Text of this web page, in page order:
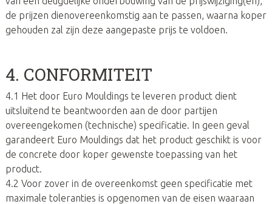
de prijzen dienovereenkomstig aan te passen, waarna koper
gehouden zal zijn deze aangepaste prijs te voldoen.
4. CONFORMITEIT
4.1 Het door Euro Mouldings te leveren product dient
uitsluitend te beantwoorden aan de door partijen
overeengekomen (technische) specificatie. In geen geval
garandeert Euro Mouldings dat het product geschikt is voor
de concrete door koper gewenste toepassing van het
product.
4.2 Voor zover in de overeenkomst geen specificatie met
maximale toleranties is opgenomen van de eisen waaraan